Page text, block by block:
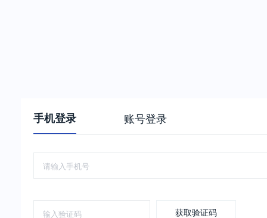
手机登录 账号登录
获取验证码